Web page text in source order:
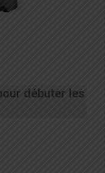
débuter les